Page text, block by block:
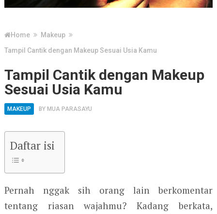
Home
Makeup
Tampil Cantik dengan Makeup Sesuai Usia Kamu
Tampil Cantik dengan Makeup
Sesuai Usia Kamu
MAKEUP BY MUA PARASAYU
Daftar isi
Pernah nggak sih orang lain berkomentar
tentang riasan wajahmu? Kadang berkata,